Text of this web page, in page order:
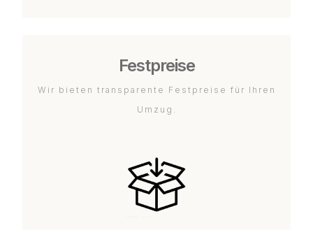
Festpreise
Wir bieten transparente Festpreise für Ihren
Umzug.